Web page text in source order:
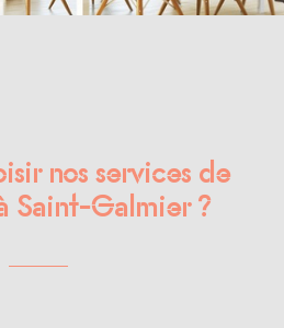
nos services de
Saint-Galmier ?